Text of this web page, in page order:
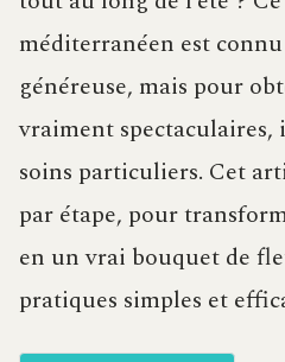
méditerranéen est
généreuse, mais pour
vraiment
soins particuliers. Cet
par étape, pour
en un vrai bouquet de
pratiques simples et